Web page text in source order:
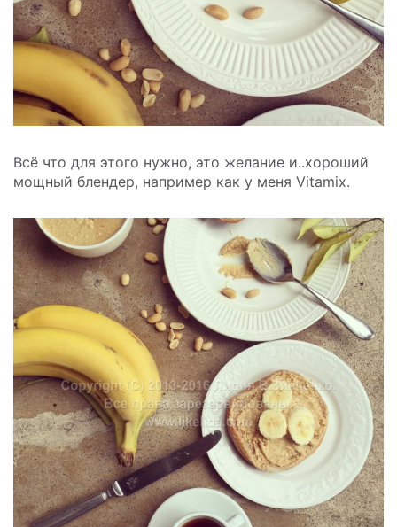
Всё что для этого нужно, это желание и..хороший
мощный блендер, например как у меня Vitamix.